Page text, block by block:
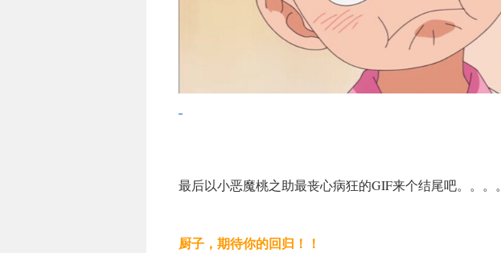
最后以小恶魔桃之助最丧心病狂的GIF来个结尾吧。。。。
厨子，期待你的回归！！